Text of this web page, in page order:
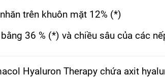
trên khuôn mặt 12% (*)
36 % (*) và chiều sâu của các
Hyaluron Therapy chứa axit